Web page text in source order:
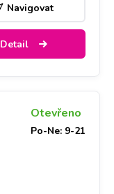
Navigovat
Detail
Otevřeno
Po-Ne: 9-21